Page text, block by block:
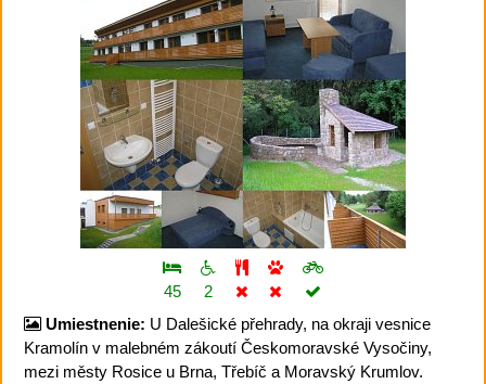
45
2
Umiestnenie: U Dalešické přehrady, na okraji vesnice
Kramolín v malebném zákoutí Českomoravské Vysočiny,
mezi městy Rosice u Brna, Třebíč a Moravský Krumlov.